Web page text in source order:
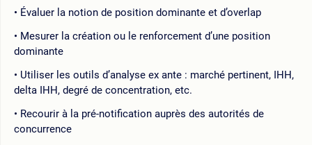
Évaluer la notion de position dominante et d’overlap
Mesurer la création ou le renforcement d’une position
dominante
Utiliser les outils d’analyse ex ante : marché pertinent, IHH,
delta IHH, degré de concentration, etc.
Recourir à la pré-notification auprès des autorités de
concurrence